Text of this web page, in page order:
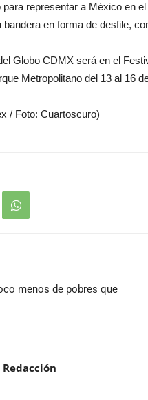
representar a México en
bandera en forma de desfile,
Globo CDMX será en el
Metropolitano del 13 al 16
/ Foto: Cuartoscuro)
menos de pobres que
Redacción